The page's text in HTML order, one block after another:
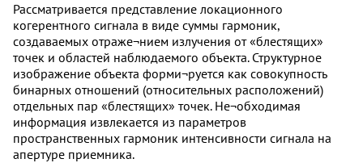
Рассматривается представление локационного
когерентного сигнала в виде суммы гармоник,
создаваемых отраже¬нием излучения от «блестящих»
точек и областей наблюдаемого объекта. Структурное
изображение объекта форми¬руется как совокупность
бинарных отношений (относительных расположений)
отдельных пар «блестящих» точек. Не¬обходимая
информация извлекается из параметров
пространственных гармоник интенсивности сигнала на
апертуре приемника.